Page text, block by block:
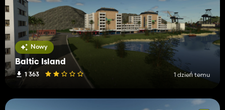
Nowy
Baltic Island
1 363 1 dzień temu